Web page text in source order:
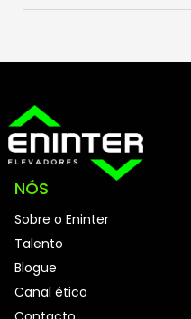
NÓS
Sobre o Eninter
Talento
Blogue
Canal ético